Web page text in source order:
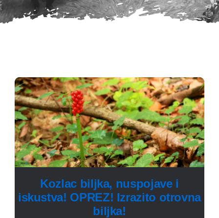
Kozlac biljka, nuspojave i
iskustva! OPREZ! Izrazito otrovna
biljka!